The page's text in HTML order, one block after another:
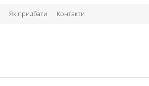
Як придбати Контакти